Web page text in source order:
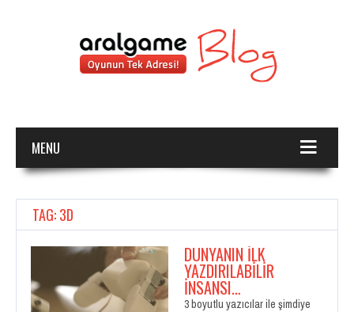
MENU
TAG: 3D
DÜNYANIN İLK
YAZDIRILABILIR
İNSANSI…
3 boyutlu yazıcılar ile şimdiye